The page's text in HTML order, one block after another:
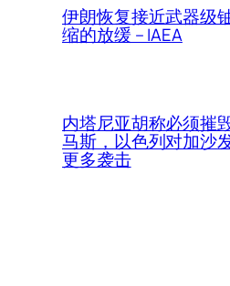
伊朗恢复接近武器级
缩的放缓 – IAEA
内塔尼亚胡称必须摧
马斯，以色列对加沙
更多袭击